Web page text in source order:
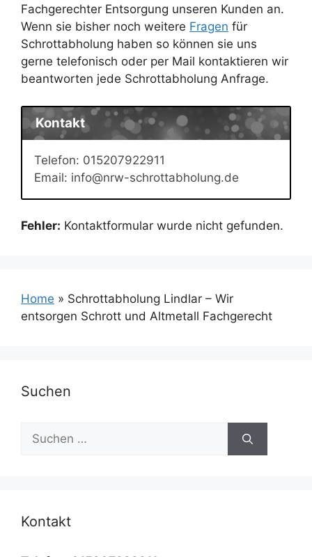
Fachgerechter Entsorgung unseren Kunden an.
Wenn sie bisher noch weitere Fragen für
Schrottabholung haben so können sie uns
gerne telefonisch oder per Mail kontaktieren wir
beantworten jede Schrottabholung Anfrage.
Kontakt
Telefon: 015207922911
Email: info@nrw-schrottabholung.de
Fehler: Kontaktformular wurde nicht gefunden.
Home » Schrottabholung Lindlar – Wir
entsorgen Schrott und Altmetall Fachgerecht
Suchen
Suchen
nach:
Kontakt